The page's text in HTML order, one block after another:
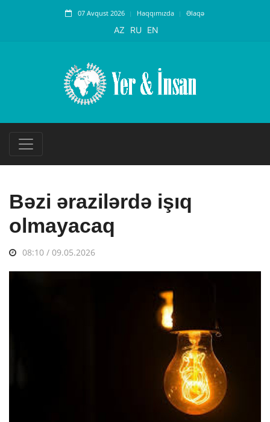
07 Avqust 2026 Haqqımızda Əlaqə
AZ RU EN
Bəzi ərazilərdə işıq
olmayacaq
08:10 / 09.05.2026